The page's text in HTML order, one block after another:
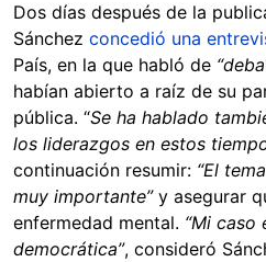
Dos días después de la
Sánchez concedió una
País, en la que habló de
habían abierto a raíz de su
pública. “Se ha hablado
los liderazgos en estos
continuación resumir: “El
muy importante”y asegurar
enfermedad mental. “Mi caso
democrática”, consideró